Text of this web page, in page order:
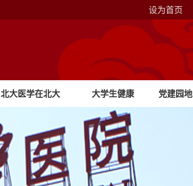
设为首页
北大医学在北大 大学生健康
教育
党建园地